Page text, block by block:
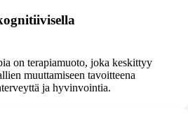
on terapiamuoto, joka keskittyy
muuttamiseen tavoitteena
ja hyvinvointia.